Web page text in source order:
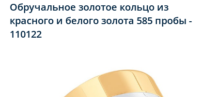
Обручальное золотое кольцо из
красного и белого золота 585 пробы -
110122